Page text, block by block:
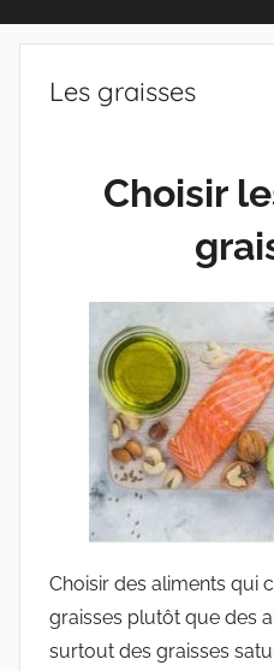
Les graisses
Choisir
Choisir des aliments qui
graisses plutôt que des
surtout des graisses